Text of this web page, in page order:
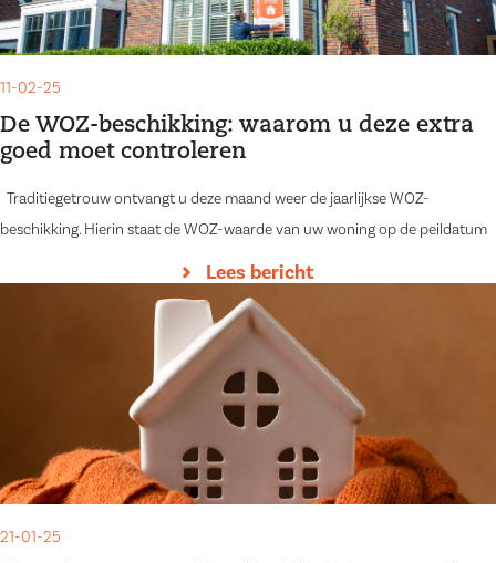
11-02-25
De WOZ-beschikking: waarom u deze extra
goed moet controleren
Traditiegetrouw ontvangt u deze maand weer de jaarlijkse WOZ-
beschikking. Hierin staat de WOZ-waarde van uw woning op de peildatum
Lees bericht
21-01-25